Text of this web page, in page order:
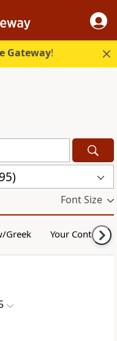
Gateway!
Font Size
Greek Your Content